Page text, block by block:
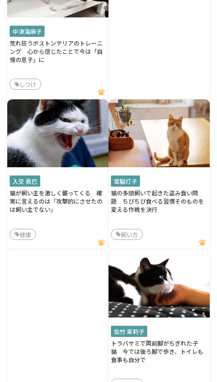
中津海麻子
荒れ狂うボストンテリアのトレーニ
ング 心から信じたことで今は「自
慢の息子」に
しつけ
入交 眞巳
猫が飼い主を激しく襲ってくる 確
実に言えるのは「攻撃的にさせたの
は飼い主でない」
健康
宮脇灯子
猫の多頭飼いで起きた盗み食い問
題 ちびちび食べる習慣そのものを
変える作戦を決行
飼い方
佐竹 茉莉子
トラバサミで両前脚がちぎれた子
猫 今では後ろ脚で歩き、トイレも
食事も自分で